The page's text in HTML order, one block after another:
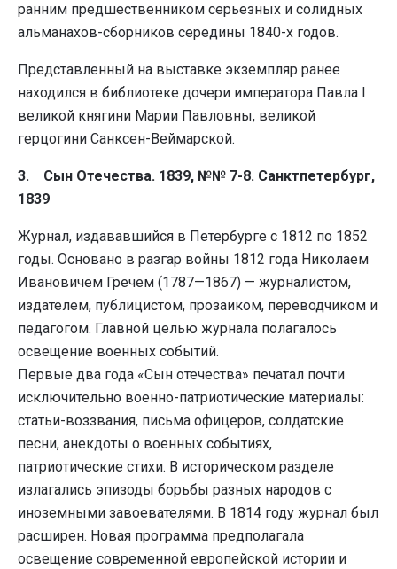
ранним предшественником серьезных и солидных
альманахов-сборников середины 1840-х годов.
Представленный на выставке экземпляр ранее
находился в библиотеке дочери императора Павла I
великой княгини Марии Павловны, великой
герцогини Санксен-Веймарской.
3. Сын Отечества. 1839, №№ 7-8. Санктпетербург,
1839
Журнал, издававшийся в Петербурге с 1812 по 1852
годы. Основано в разгар войны 1812 года Николаем
Ивановичем Гречем (1787—1867) — журналистом,
издателем, публицистом, прозаиком, переводчиком и
педагогом. Главной целью журнала полагалось
освещение военных событий.
Первые два года «Сын отечества» печатал почти
исключительно военно-патриотические материалы:
статьи-воззвания, письма офицеров, солдатские
песни, анекдоты о военных событиях,
патриотические стихи. В историческом разделе
излагались эпизоды борьбы разных народов с
иноземными завоевателями. В 1814 году журнал был
расширен. Новая программа предполагала
освещение современной европейской истории и